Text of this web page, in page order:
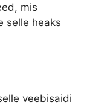
mis
selle heaks
veebisaidi